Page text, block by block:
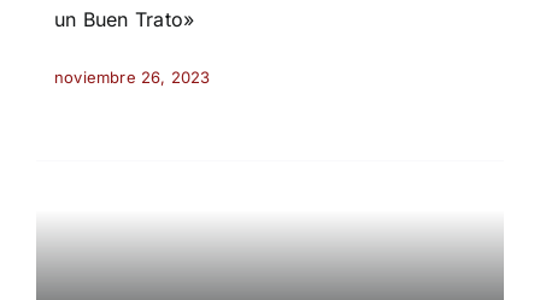
un Buen Trato»
noviembre 26, 2023